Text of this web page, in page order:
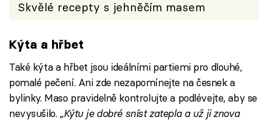
Skvělé recepty s jehněčím masem
Kýta a hřbet
Také kýta a hřbet jsou ideálními partiemi pro dlouhé,
pomalé pečení. Ani zde nezapomínejte na česnek a
bylinky. Maso pravidelně kontrolujte a podlévejte, aby se
nevysušilo. „Kýtu je dobré sníst zatepla a už ji znova